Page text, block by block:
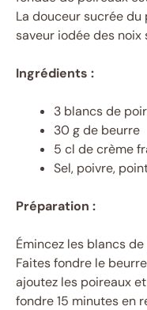
La douceur sucrée
saveur iodée des noix
Ingrédients :
3 blancs de
30 g de beurre
5 cl de crème
Sel, poivre,
Préparation :
Émincez les blancs
Faites fondre le
ajoutez les poireaux
fondre 15 minutes en